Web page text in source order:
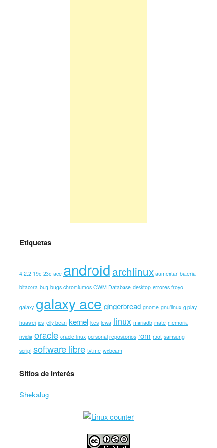
Etiquetas
4.2.2 19c 23c ace android archlinux aumentar bateria
bitacora bug bugs chromiumos CWM Database desktop errores froyo
galaxy galaxy ace gingerbread gnome gnu/linux g play
huawei ics jelly bean kernel kies lewa linux mariadb mate memoria
nvidia oracle oracle linux personal repositorios rom root samsung
script software libre tvtime webcam
Sitios de interés
Shekalug